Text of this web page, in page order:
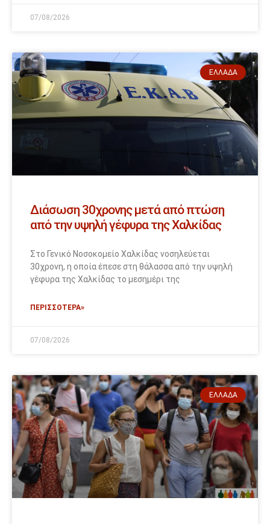
07/08/2026
ΕΛΛΆΔΑ
Διάσωση 30χρονης μετά από πτώση
από την υψηλή γέφυρα της Χαλκίδας
Στο Γενικό Νοσοκομείο Χαλκίδας νοσηλεύεται
30χρονη, η οποία έπεσε στη θάλασσα από την υψηλή
γέφυρα της Χαλκίδας το μεσημέρι της
ΠΕΡΙΣΣΟΤΕΡΑ»
07/08/2026
ΕΛΛΆΔΑ